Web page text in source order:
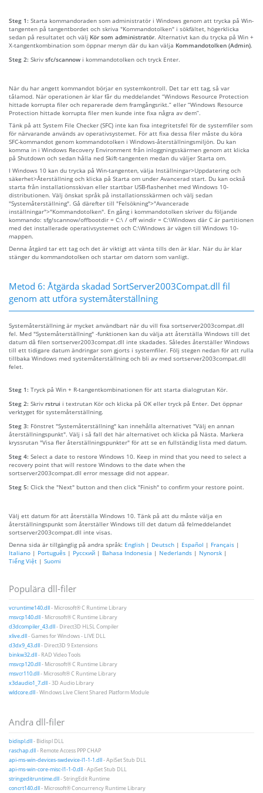
Steg 1: Starta kommandoraden som administratör i Windows genom att trycka på Win-
tangenten på tangentbordet och skriva "Kommandotolken" i sökfältet, högerklicka
sedan på resultatet och välj Kör som administratör. Alternativt kan du trycka på Win +
X-tangentkombination som öppnar menyn där du kan välja Kommandotolken (Admin).
Steg 2: Skriv sfc/scannow i kommandotolken och tryck Enter.
När du har angett kommandot börjar en systemkontroll. Det tar ett tag, så var
tålamod. När operationen är klar får du meddelandet “Windows Resource Protection
hittade korrupta filer och reparerade dem framgångsrikt.” eller “Windows Resource
Protection hittade korrupta filer men kunde inte fixa några av dem”.
Tänk på att System File Checker (SFC) inte kan fixa integritetsfel för de systemfiler som
för närvarande används av operativsystemet. För att fixa dessa filer måste du köra
SFC-kommandot genom kommandotolken i Windows-återställningsmiljön. Du kan
komma in i Windows Recovery Environment från inloggningsskärmen genom att klicka
på Shutdown och sedan hålla ned Skift-tangenten medan du väljer Starta om.
I Windows 10 kan du trycka på Win-tangenten, välja Inställningar>Uppdatering och
säkerhet>Återställning och klicka på Starta om under Avancerad start. Du kan också
starta från installationsskivan eller startbar USB-flashenhet med Windows 10-
distributionen. Välj önskat språk på installationsskärmen och välj sedan
"Systemåterställning". Gå därefter till "Felsökning">"Avancerade
inställningar">"Kommandotolken". En gång i kommandotolken skriver du följande
kommando: sfg/scannow/offbootdir = C:\ / off windir = C:\Windows där C är partitionen
med det installerade operativsystemet och C:\Windows är vägen till Windows 10-
mappen.
Denna åtgärd tar ett tag och det är viktigt att vänta tills den är klar. När du är klar
stänger du kommandotolken och startar om datorn som vanligt.
Metod 6: Åtgärda skadad SortServer2003Compat.dll fil
genom att utföra systemåterställning
Systemåterställning är mycket användbart när du vill fixa sortserver2003compat.dll
fel. Med "Systemåterställning" -funktionen kan du välja att återställa Windows till det
datum då filen sortserver2003compat.dll inte skadades. Således återställer Windows
till ett tidigare datum ändringar som gjorts i systemfiler. Följ stegen nedan för att rulla
tillbaka Windows med systemåterställning och bli av med sortserver2003compat.dll
felet.
Steg 1: Tryck på Win + R-tangentkombinationen för att starta dialogrutan Kör.
Steg 2: Skriv rstrui i textrutan Kör och klicka på OK eller tryck på Enter. Det öppnar
verktyget för systemåterställning.
Steg 3: Fönstret "Systemåterställning" kan innehålla alternativet "Välj en annan
återställningspunkt". Välj i så fall det här alternativet och klicka på Nästa. Markera
kryssrutan "Visa fler återställningspunkter" för att se en fullständig lista med datum.
Steg 4: Select a date to restore Windows 10. Keep in mind that you need to select a
recovery point that will restore Windows to the date when the
sortserver2003compat.dll error message did not appear.
Steg 5: Click the "Next" button and then click "Finish" to confirm your restore point.
Välj ett datum för att återställa Windows 10. Tänk på att du måste välja en
återställningspunkt som återställer Windows till det datum då felmeddelandet
sortserver2003compat.dll inte visas.
Denna sida är tillgänglig på andra språk: English | Deutsch | Español | Français |
Italiano | Português | Русский | Bahasa Indonesia | Nederlands | Nynorsk |
Tiếng Việt | Suomi
Populära dll-filer
vcruntime140.dll- Microsoft® C Runtime Library
msvcp140.dll- Microsoft® C Runtime Library
d3dcompiler_43.dll- Direct3D HLSL Compiler
xlive.dll- Games for Windows - LIVE DLL
d3dx9_43.dll- Direct3D 9 Extensions
binkw32.dll- RAD Video Tools
msvcp120.dll- Microsoft® C Runtime Library
msvcr110.dll- Microsoft® C Runtime Library
x3daudio1_7.dll- 3D Audio Library
wldcore.dll- Windows Live Client Shared Platform Module
Andra dll-filer
bidispl.dll- Bidispl DLL
raschap.dll- Remote Access PPP CHAP
api-ms-win-devices-swdevice-l1-1-1.dll- ApiSet Stub DLL
api-ms-win-core-misc-l1-1-0.dll- ApiSet Stub DLL
stringeditruntime.dll- StringEdit Runtime
concrt140.dll- Microsoft® Concurrency Runtime Library